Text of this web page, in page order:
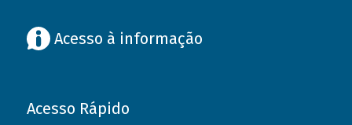
Acesso à informação
Acesso Rápido